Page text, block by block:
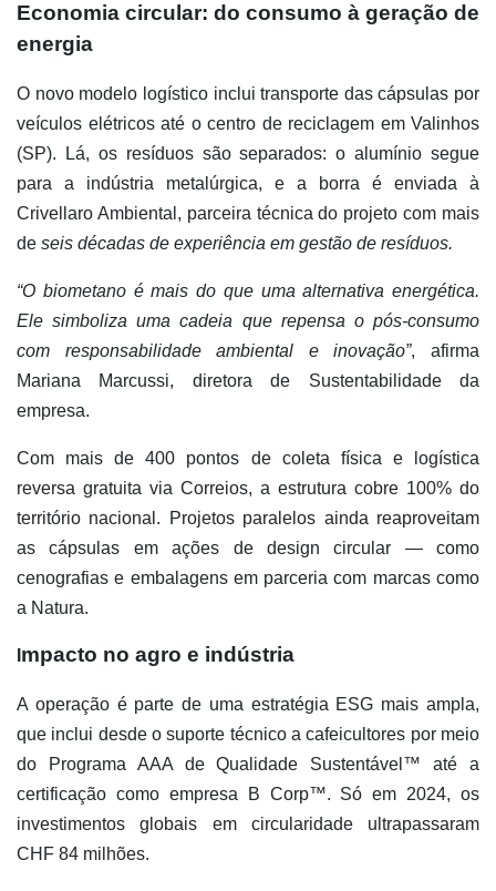
Economia circular: do consumo à geração de
energia
O novo modelo logístico inclui transporte das cápsulas por
veículos elétricos até o centro de reciclagem em Valinhos
(SP). Lá, os resíduos são separados: o alumínio segue
para a indústria metalúrgica, e a borra é enviada à
Crivellaro Ambiental, parceira técnica do projeto com mais
de seis décadas de experiência em gestão de resíduos.
“O biometano é mais do que uma alternativa energética.
Ele simboliza uma cadeia que repensa o pós-consumo
com responsabilidade ambiental e inovação”, afirma
Mariana Marcussi, diretora de Sustentabilidade da
empresa.
Com mais de 400 pontos de coleta física e logística
reversa gratuita via Correios, a estrutura cobre 100% do
território nacional. Projetos paralelos ainda reaproveitam
as cápsulas em ações de design circular — como
cenografias e embalagens em parceria com marcas como
a Natura.
mpacto no agro e indústria
A operação é parte de uma estratégia ESG mais ampla,
que inclui desde o suporte técnico a cafeicultores por meio
do Programa AAA de Qualidade Sustentável™ até a
certificação como empresa B Corp™. Só em 2024, os
investimentos globais em circularidade ultrapassaram
CHF 84 milhões.